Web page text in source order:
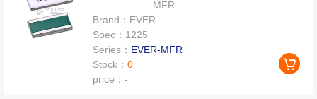
MFR
Brand： EVER
Spec： 1225
Series： EVER-MFR
Stock：0
price：-